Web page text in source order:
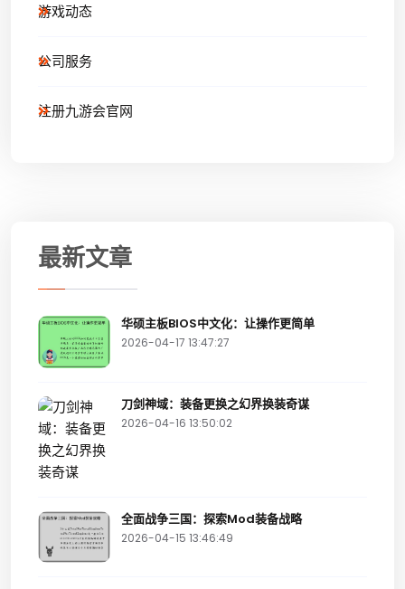
游戏动态
公司服务
注册九游会官网
最新文章
华硕主板BIOS中文化：让操作更简单
2026-04-17 13:47:27
刀剑神域：装备更换之幻界换装奇谋
2026-04-16 13:50:02
全面战争三国：探索Mod装备战略
2026-04-15 13:46:49